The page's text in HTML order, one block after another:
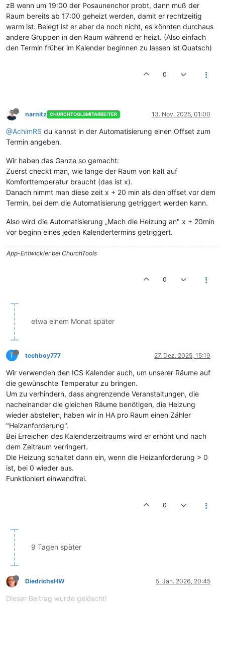
zB wenn um 19:00 der Posaunenchor probt, dann muß der
Raum bereits ab 17:00 geheizt werden, damit er rechtzeitig
warm ist. Belegt ist er aber da noch nicht, es könnten durchaus
andere Gruppen in den Raum während er heizt. (Also einfach
den Termin früher im Kalender beginnen zu lassen ist Quatsch)
0
narnitz CHURCHTOOLSMITARBEITER 13. Nov. 2025, 01:00
@AchimRS du kannst in der Automatisierung einen Offset zum
Termin angeben.
Wir haben das Ganze so gemacht:
Zuerst checkt man, wie lange der Raum von kalt auf
Komforttemperatur braucht (das ist x).
Danach nimmt man diese zeit x + 20 min als den offset vor dem
Termin, bei dem die Automatisierung getriggert werden kann.
Also wird die Automatisierung „Mach die Heizung an" x + 20min
vor beginn eines jeden Kalendertermins getriggert.
App-Entwickler bei ChurchTools
0
etwa einem Monat später
T techboy777 27. Dez. 2025, 15:19
Wir verwenden den ICS Kalender auch, um unserer Räume auf
die gewünschte Temperatur zu bringen.
Um zu verhindern, dass angrenzende Veranstaltungen, die
nacheinander die gleichen Räume benötigen, die Heizung
wieder abstellen, haben wir in HA pro Raum einen Zähler
"Heizanforderung".
Bei Erreichen des Kalenderzeitraums wird er erhöht und nach
dem Zeitraum verringert.
Die Heizung schaltet dann ein, wenn die Heizanforderung > 0
ist, bei 0 wieder aus.
Funktioniert einwandfrei.
0
9 Tagen später
DiedrichsHW 5. Jan. 2026, 20:45
Dieser Beitrag wurde gelöscht!